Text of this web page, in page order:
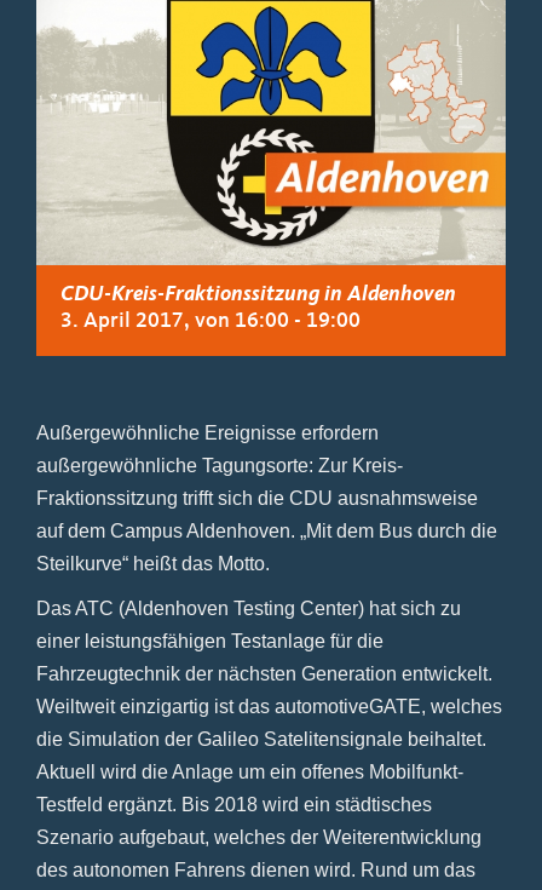
CDU-Kreis-Fraktionssitzung in Aldenhoven
3. April 2017, von 16:00 - 19:00
Außergewöhnliche Ereignisse erfordern
außergewöhnliche Tagungsorte: Zur Kreis-
Fraktionssitzung trifft sich die CDU ausnahmsweise
auf dem Campus Aldenhoven. „Mit dem Bus durch die
Steilkurve“ heißt das Motto.
Das ATC (Aldenhoven Testing Center) hat sich zu
einer leistungsfähigen Testanlage für die
Fahrzeugtechnik der nächsten Generation entwickelt.
Weiltweit einzigartig ist das automotiveGATE, welches
die Simulation der Galileo Satelitensignale beihaltet.
Aktuell wird die Anlage um ein offenes Mobilfunkt-
Testfeld ergänzt. Bis 2018 wird ein städtisches
Szenario aufgebaut, welches der Weiterentwicklung
des autonomen Fahrens dienen wird. Rund um das